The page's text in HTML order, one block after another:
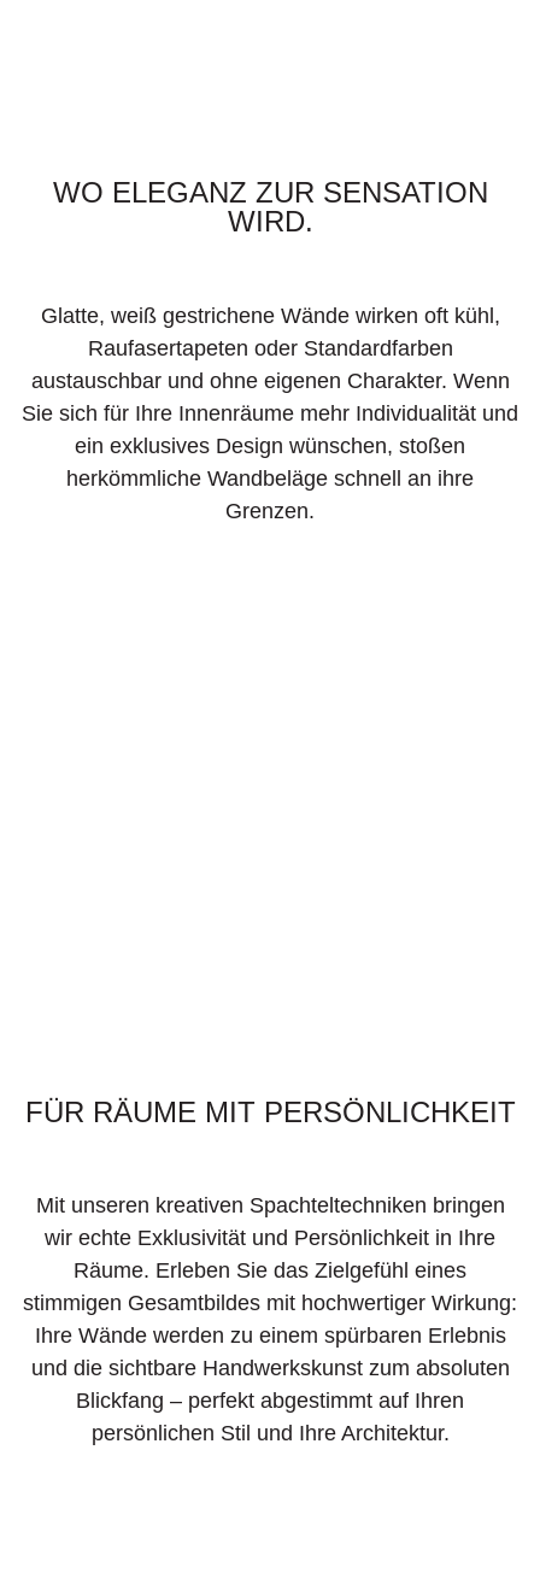
WO ELEGANZ ZUR SENSATION
WIRD.
Glatte, weiß gestrichene Wände wirken oft kühl,
Raufasertapeten oder Standardfarben
austauschbar und ohne eigenen Charakter. Wenn
Sie sich für Ihre Innenräume mehr Individualität und
ein exklusives Design wünschen, stoßen
herkömmliche Wandbeläge schnell an ihre
Grenzen.
FÜR RÄUME MIT PERSÖNLICHKEIT
Mit unseren kreativen Spachteltechniken bringen
wir echte Exklusivität und Persönlichkeit in Ihre
Räume. Erleben Sie das Zielgefühl eines
stimmigen Gesamtbildes mit hochwertiger Wirkung:
Ihre Wände werden zu einem spürbaren Erlebnis
und die sichtbare Handwerkskunst zum absoluten
Blickfang – perfekt abgestimmt auf Ihren
persönlichen Stil und Ihre Architektur.